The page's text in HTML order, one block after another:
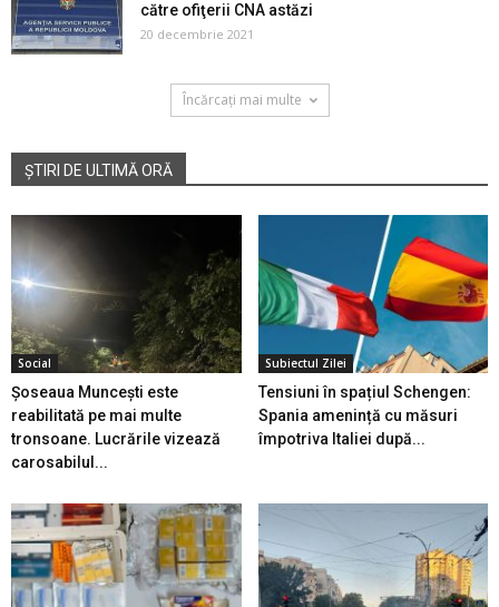
către ofiţerii CNA astăzi
20 decembrie 2021
Încărcați mai multe
ȘTIRI DE ULTIMĂ ORĂ
Social
Șoseaua Muncești este
reabilitată pe mai multe
tronsoane. Lucrările vizează
carosabilul...
Subiectul Zilei
Tensiuni în spațiul Schengen:
Spania amenință cu măsuri
împotriva Italiei după...